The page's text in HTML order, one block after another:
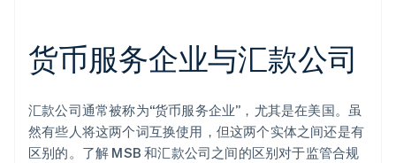
货币服务企业与汇款公司
汇款公司通常被称为“货币服务企业”，尤其是在美国。虽
然有些人将这两个词互换使用，但这两个实体之间还是有
区别的。了解 MSB 和汇款公司之间的区别对于监管合规